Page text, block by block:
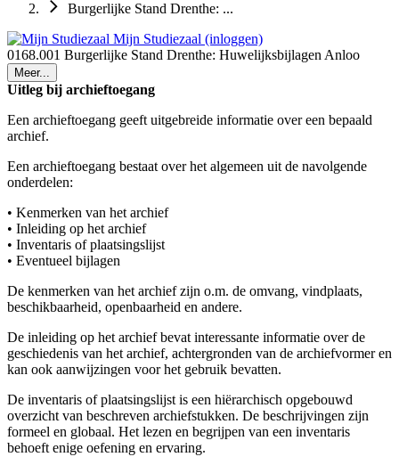
Burgerlijke Stand Drenthe: ...
Mijn Studiezaal (inloggen)
0168.001 Burgerlijke Stand Drenthe: Huwelijksbijlagen Anloo
Meer...
Uitleg bij archieftoegang
Een archieftoegang geeft uitgebreide informatie over een bepaald
archief.
Een archieftoegang bestaat over het algemeen uit de navolgende
onderdelen:
• Kenmerken van het archief
• Inleiding op het archief
• Inventaris of plaatsingslijst
• Eventueel bijlagen
De kenmerken van het archief zijn o.m. de omvang, vindplaats,
beschikbaarheid, openbaarheid en andere.
De inleiding op het archief bevat interessante informatie over de
geschiedenis van het archief, achtergronden van de archiefvormer en
kan ook aanwijzingen voor het gebruik bevatten.
De inventaris of plaatsingslijst is een hiërarchisch opgebouwd
overzicht van beschreven archiefstukken. De beschrijvingen zijn
formeel en globaal. Het lezen en begrijpen van een inventaris
behoeft enige oefening en ervaring.